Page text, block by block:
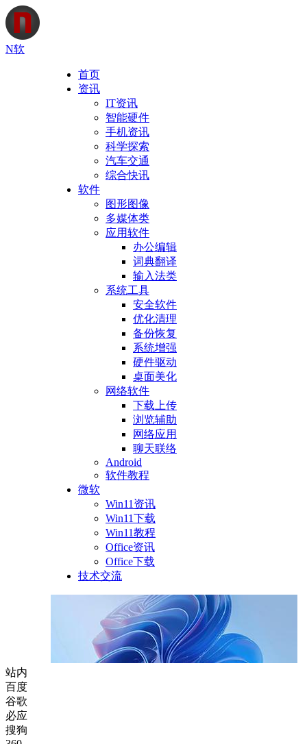
N软
首页
资讯
IT资讯
智能硬件
手机资讯
科学探索
汽车交通
综合快讯
软件
图形图像
多媒体类
应用软件
办公编辑
词典翻译
输入法类
系统工具
安全软件
优化清理
备份恢复
系统增强
硬件驱动
桌面美化
网络软件
下载上传
浏览辅助
网络应用
聊天联络
Android
软件教程
微软
Win11资讯
Win11下载
Win11教程
Office资讯
Office下载
技术交流
站内
百度
谷歌
必应
搜狗